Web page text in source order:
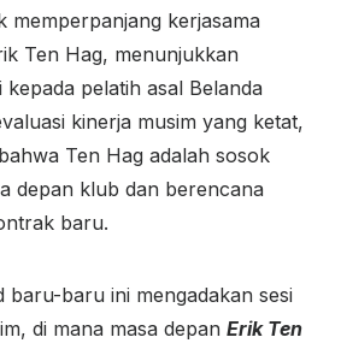
memperpanjang kerjasama
Ten Hag, menunjukkan
pelatih asal Belanda
kinerja musim yang ketat,
Ten Hag adalah sosok
depan klub dan berencana
baru.
baru-baru ini mengadakan sesi
di mana masa depan Erik Ten